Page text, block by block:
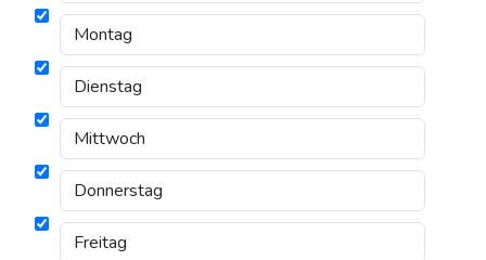
Beschreibung
für 6 Mitarbeiter
Tabelle im 15-Minuten-Takt